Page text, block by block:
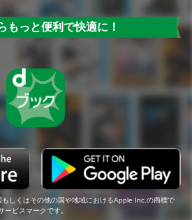
もっと便利で快適に！
しくはその他の国や地域におけるApple Inc.の商標で
ビスマークです。